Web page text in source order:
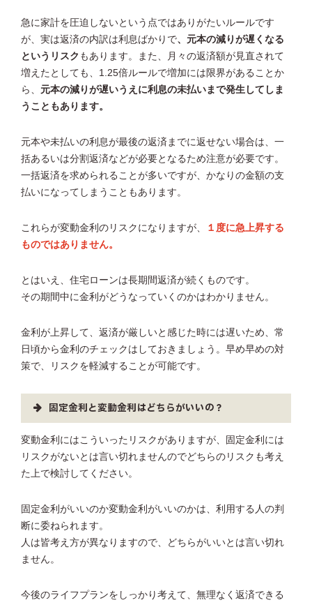
急に家計を圧迫しないという点ではありがたいルールです
が、実は返済の内訳は利息ばかりで、元本の減りが遅くなる
というリスク もあります。また、月々の返済額が見直されて
増えたとしても、1.25倍ルールで増加には限界があることか
ら、 元本の減りが遅いうえに利息の未払いまで発生してしま
うこともあります。
元本や未払いの利息が最後の返済までに返せない場合は、一
括あるいは分割返済などが必要となるため注意が必要です。
一括返済を求められることが多いですが、かなりの金額の支
払いになってしまうこともあります。
これらが変動金利のリスクになりますが、
１度に急上昇する
ものではありません。
とはいえ、住宅ローンは長期間返済が続くものです。
その期間中に金利がどうなっていくのかはわかりません。
金利が上昇して、返済が厳しいと感じた時には遅いため、常
日頃から金利のチェックはしておきましょう。早め早めの対
策で、リスクを軽減することが可能です。
固定金利と変動金利はどちらがいいの？
変動金利にはこういったリスクがありますが、固定金利には
リスクがないとは言い切れませんのでどちらのリスクも考え
た上で検討してください。
固定金利がいいのか変動金利がいいのかは、利用する人の判
断に委ねられます。
人は皆考え方が異なりますので、どちらがいいとは言い切れ
ません。
今後のライフプランをしっかり考えて、無理なく返済できる